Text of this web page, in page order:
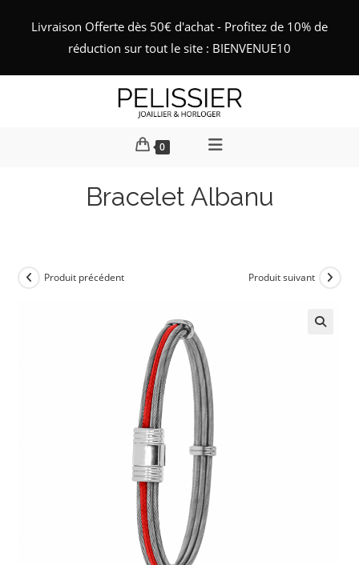
Livraison Offerte dès 50€ d'achat - Profitez de 10% de
réduction sur tout le site : BIENVENUE10
0
Bracelet Albanu
Produit précédent Produit suivant